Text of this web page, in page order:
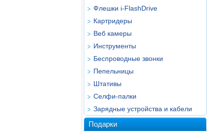
Флешки i-FlashDrive
Картридеры
Веб камеры
Инструменты
Беспроводные звонки
Пепельницы
Штативы
Селфи-палки
Зарядные устройства и кабели
Подарки